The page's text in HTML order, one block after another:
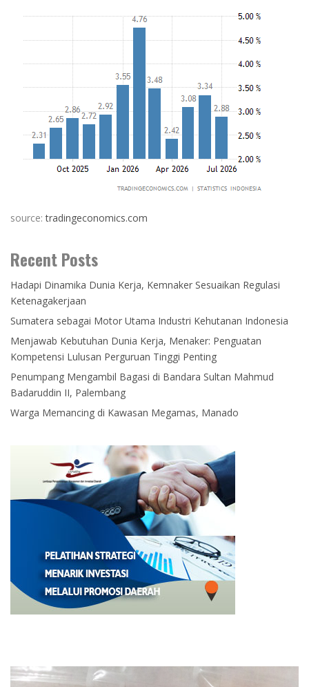
source:tradingeconomics.com
Recent Posts
Hadapi Dinamika Dunia Kerja, Kemnaker Sesuaikan Regulasi
Ketenagakerjaan
Sumatera sebagai Motor Utama Industri Kehutanan Indonesia
Menjawab Kebutuhan Dunia Kerja, Menaker: Penguatan
Kompetensi Lulusan Perguruan Tinggi Penting
Penumpang Mengambil Bagasi di Bandara Sultan Mahmud
Badaruddin II, Palembang
Warga Memancing di Kawasan Megamas, Manado